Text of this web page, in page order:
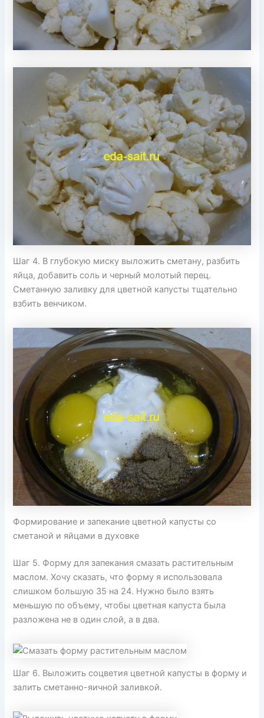
Шаг 4. В глубокую миску выложить сметану, разбить
яйца, добавить соль и черный молотый перец.
Сметанную заливку для цветной капусты тщательно
взбить венчиком.
Формирование и запекание цветной капусты со
сметаной и яйцами в духовке
Шаг 5. Форму для запекания смазать растительным
маслом. Хочу сказать, что форму я использовала
слишком большую 35 на 24. Нужно было взять
меньшую по объему, чтобы цветная капуста была
разложена не в один слой, а в два.
Шаг 6. Выложить соцветия цветной капусты в форму и
залить сметанно-яичной заливкой.